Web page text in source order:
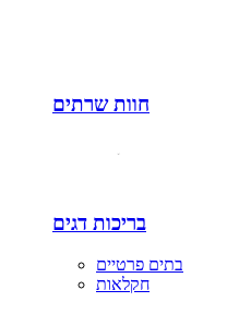
חוות שרתים
בריכות דגים
בתים פרטיים
חקלאות